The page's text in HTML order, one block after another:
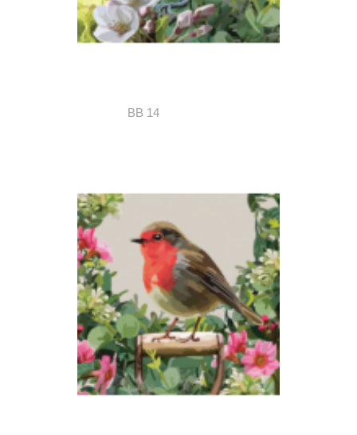
BB 14